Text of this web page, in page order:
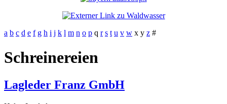
a b c d e f g h i j k l m n o p q r s t u v w x y z #
Schreinereien
Lagleder Franz GmbH